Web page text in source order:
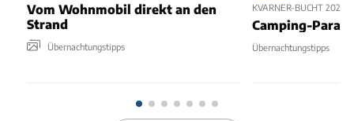
Vom Wohnmobil direkt an den
Strand
Übernachtungstipps
KVARNER-BUCHT 2025
Camping-
Übernachtungstipps